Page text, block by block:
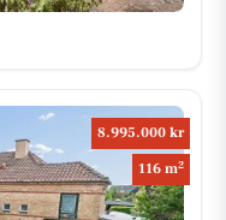
8.995.000 kr
116 m2